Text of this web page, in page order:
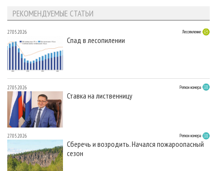
РЕКОМЕНДУЕМЫЕ СТАТЬИ
27.05.2026 Лесопиление
Спад в лесопилении
27.05.2026 Регион номера
Ставка на лиственницу
27.05.2026 Регион номера
Сберечь и возродить. Начался пожароопасный
сезон